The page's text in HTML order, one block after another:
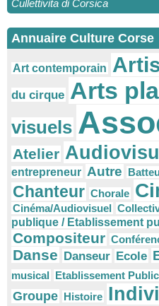
Cullettivita di Corsica
Annuaire Culture Corse
Art contemporain
du cirque Arts
visuels
Atelier
entrepreneur Autre
Chanteur Chorale
Cinéma/Audiovisuel
publique / Etablissement
Compositeur
Danse Danseur Ecole
musical Etablissement Public
Groupe Histoire